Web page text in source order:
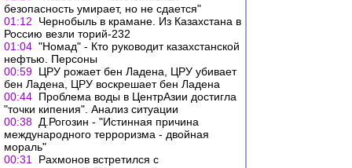
безопасность умирает, но не сдается"
01:12
Чернобыль в крамане. Из Казахстана в
Россию везли торий-232
01:04 "Номад" - Кто руководит казахстанской
нефтью. Персоны
00:59 ЦРУ рожает бен Ладена, ЦРУ убивает
бен Ладена, ЦРУ воскрешает бен Ладена
00:44 Проблема воды в ЦентрАзии достигла
"точки кипения". Анализ ситуации
00:38 Д.Рогозин - "Истинная причина
международного терроризма - двойная
мораль"
00:31
Рахмонов встретился с